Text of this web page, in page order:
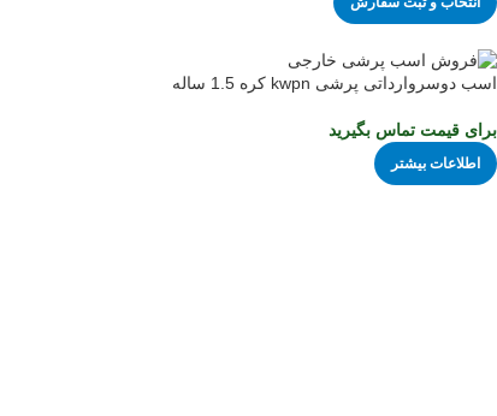
اسب دوسروارداتی پرشی kwpn کره 1.5 ساله
برای قیمت تماس بگیرید
اطلاعات بیشتر